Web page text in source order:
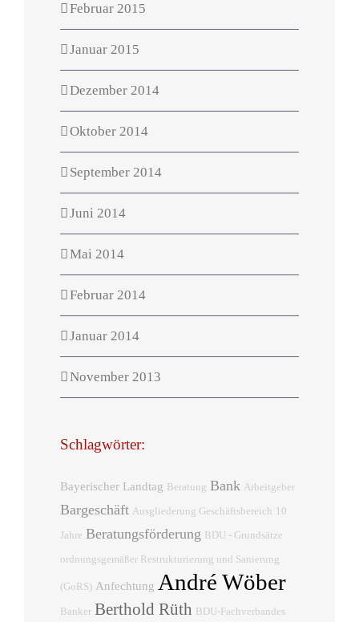
Februar 2015
Januar 2015
Dezember 2014
Oktober 2014
September 2014
Juni 2014
Mai 2014
Februar 2014
Januar 2014
November 2013
Schlagwörter:
Bayerischer Landtag Beratung Bank Arbeitgeber
Bargeschäft Ausgliederung Geschäftsbereich 10
Jahre Beratungsförderung BDU - Grundsätze
ordnungsgemäßer Restrukturierung und Sanierung
(GoRS) Anfechtung André Wöber
Banker Berthold Rüth BDU-Fachverbandes